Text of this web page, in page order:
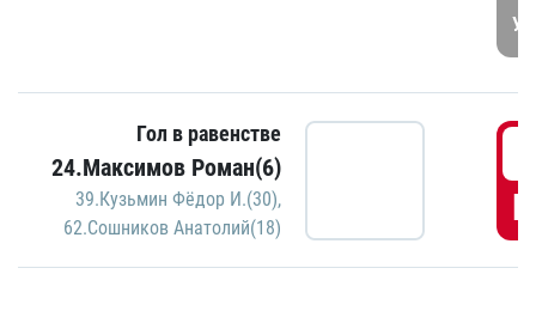
Гол в равенстве
24.Максимов Роман(6)
39.Кузьмин Фёдор И.(30),
62.Сошников Анатолий(18)